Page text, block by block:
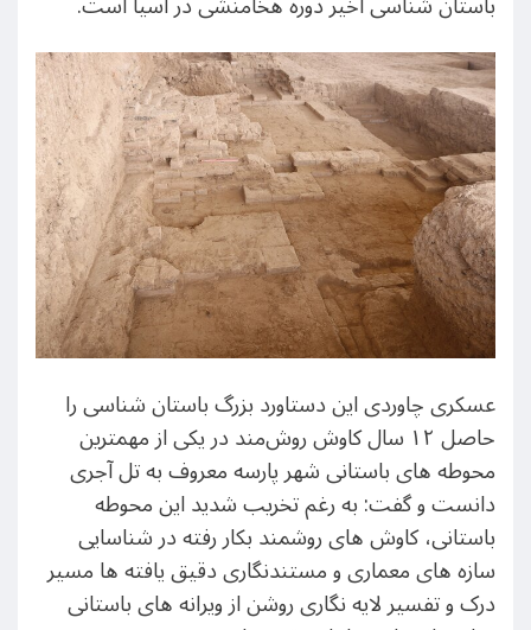
عسکری چاوردی این دستاورد بزرگ باستان شناسی را
حاصل ۱۲ سال کاوش روش‌مند در یکی از مهمترین
محوطه های باستانی شهر پارسه معروف به تل آجری
دانست و گفت: به رغم تخریب شدید این محوطه
باستانی، کاوش های روشمند بکار رفته در شناسایی
سازه های معماری و مستندنگاری دقیق یافته ها مسیر
درک و تفسیر لایه نگاری روشن از ویرانه های باستانی